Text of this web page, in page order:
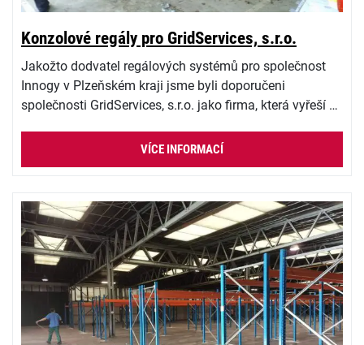
Konzolové regály pro GridServices, s.r.o.
Jakožto dodvatel regálových systémů pro společnost
Innogy v Plzeňském kraji jsme byli doporučeni
společnosti GridServices, s.r.o. jako firma, která vyřeší …
VÍCE INFORMACÍ